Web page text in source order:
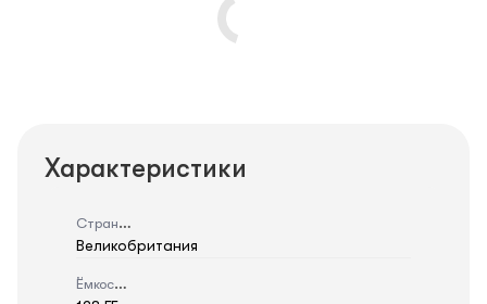
Характеристики
Страна
Великобритания
Ёмкость